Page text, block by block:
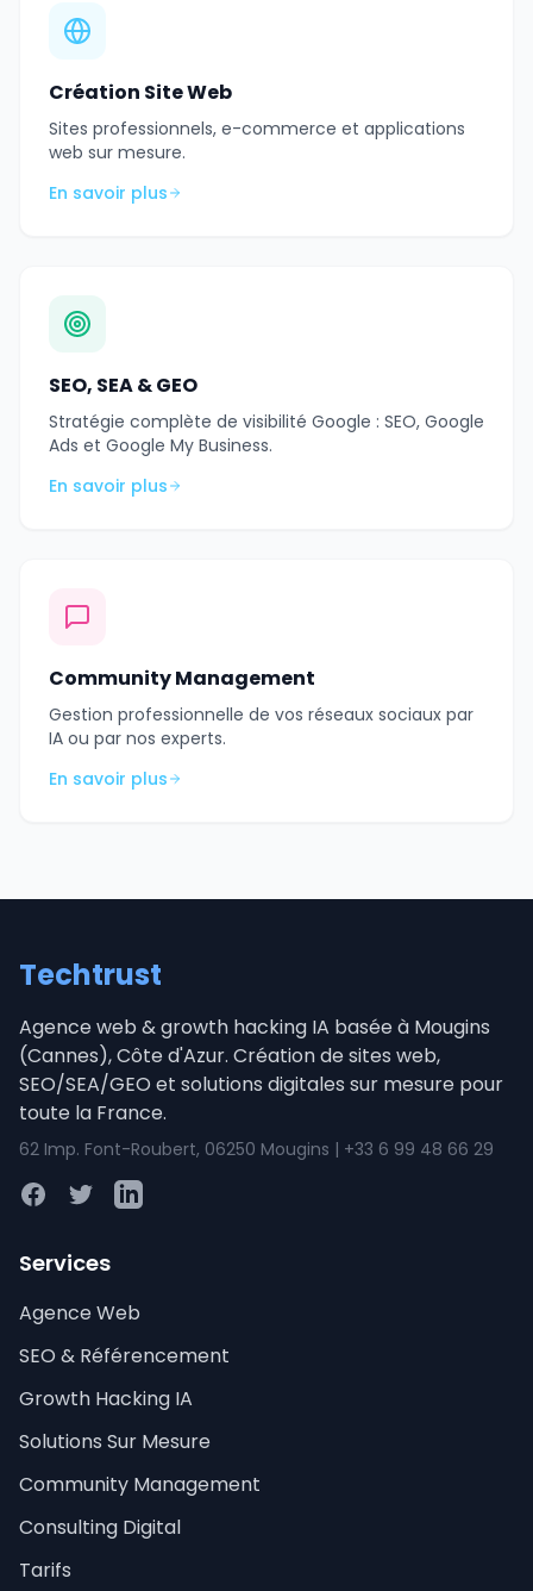
Création Site Web
Sites professionnels, e-commerce et applications
web sur mesure.
En savoir plus
SEO, SEA & GEO
Stratégie complète de visibilité Google : SEO, Google
Ads et Google My Business.
En savoir plus
Community Management
Gestion professionnelle de vos réseaux sociaux par
IA ou par nos experts.
En savoir plus
Techtrust
Agence web & growth hacking IA basée à Mougins
(Cannes), Côte d'Azur. Création de sites web,
SEO/SEA/GEO et solutions digitales sur mesure pour
toute la France.
62 Imp. Font-Roubert, 06250 Mougins | +33 6 99 48 66 29
FacebookTwitterLinkedIn
Services
Agence Web
SEO & Référencement
Growth Hacking IA
Solutions Sur Mesure
Community Management
Consulting Digital
Tarifs